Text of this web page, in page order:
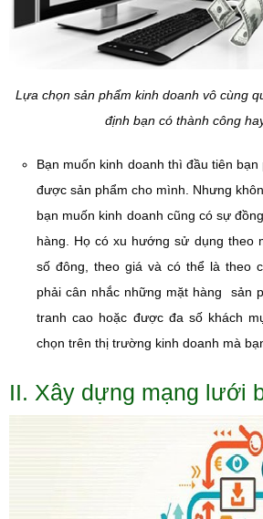
Lựa chọn sản phẩm kinh doanh vô cùng
định bạn có thành công
Bạn muốn kinh doanh thì đầu tiên
được sản phẩm cho mình. Nhưng
bạn muốn kinh doanh cũng có sự
hàng. Họ có xu hướng sử dụng theo
số đông, theo giá và có thể là theo
phải cân nhắc những mặt hàng sản
tranh cao hoặc được đa số khách
chọn trên thị trường kinh doanh mà
II. Xây dựng mạng lưới